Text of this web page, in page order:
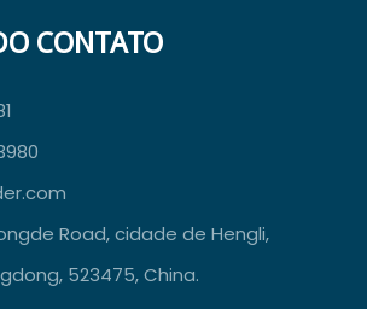
CONTATO
Road, cidade de Hengli,
523475, China.